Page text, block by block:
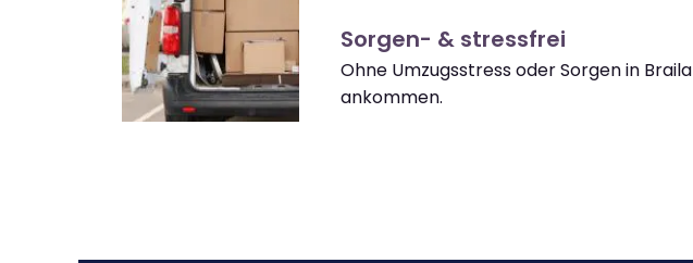
Sorgen- & stressfrei
Ohne Umzugsstress oder Sorgen in Braila
ankommen.